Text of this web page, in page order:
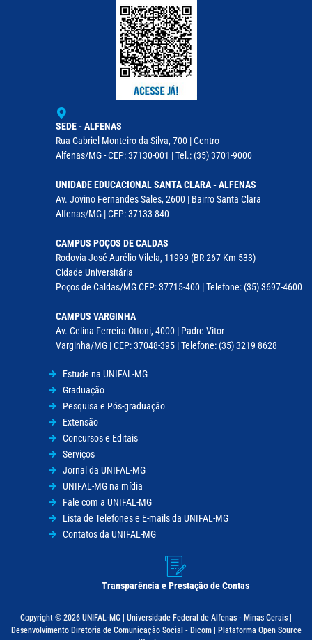
SEDE - ALFENAS
Rua Gabriel Monteiro da Silva, 700 | Centro
Alfenas/MG - CEP: 37130-001 | Tel.: (35) 3701-9000
UNIDADE EDUCACIONAL SANTA CLARA - ALFENAS
Av. Jovino Fernandes Sales, 2600 | Bairro Santa Clara
Alfenas/MG | CEP: 37133-840
CAMPUS POÇOS DE CALDAS
Rodovia José Aurélio Vilela, 11999 (BR 267 Km 533)
Cidade Universitária
Poços de Caldas/MG CEP: 37715-400 | Telefone: (35) 3697-4600
CAMPUS VARGINHA
Av. Celina Ferreira Ottoni, 4000 | Padre Vitor
Varginha/MG | CEP: 37048-395 | Telefone: (35) 3219 8628
Estude na UNIFAL-MG
Graduação
Pesquisa e Pós-graduação
Extensão
Concursos e Editais
Serviços
Jornal da UNIFAL-MG
UNIFAL-MG na mídia
Fale com a UNIFAL-MG
Lista de Telefones e E-mails da UNIFAL-MG
Contatos da UNIFAL-MG
Transparência e Prestação de Contas
Copyright © 2026 UNIFAL-MG | Universidade Federal de Alfenas - Minas Gerais |
Desenvolvimento Diretoria de Comunicação Social - Dicom | Plataforma Open Source